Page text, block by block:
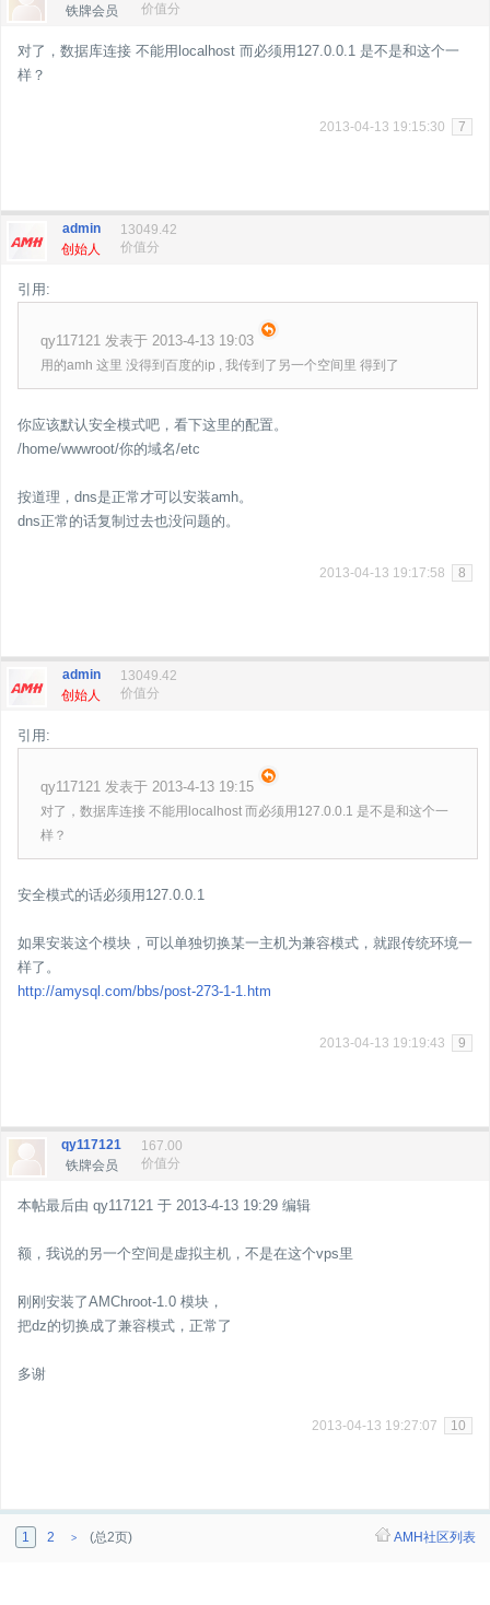
铁牌会员
价值分
对了，数据库连接 不能用localhost 而必须用127.0.0.1 是不是和这个一
样？
2013-04-13 19:15:30 7
admin
创始人
13049.42
价值分
引用:
qy117121 发表于 2013-4-13 19:03
用的amh 这里 没得到百度的ip , 我传到了另一个空间里 得到了
你应该默认安全模式吧，看下这里的配置。
/home/wwwroot/你的域名/etc
按道理，dns是正常才可以安装amh。
dns正常的话复制过去也没问题的。
2013-04-13 19:17:58 8
admin
创始人
13049.42
价值分
引用:
qy117121 发表于 2013-4-13 19:15
对了，数据库连接 不能用localhost 而必须用127.0.0.1 是不是和这个一
样？
安全模式的话必须用127.0.0.1
如果安装这个模块，可以单独切换某一主机为兼容模式，就跟传统环境一
样了。
http://amysql.com/bbs/post-273-1-1.htm
2013-04-13 19:19:43 9
qy117121
铁牌会员
167.00
价值分
本帖最后由 qy117121 于 2013-4-13 19:29 编辑
额，我说的另一个空间是虚拟主机，不是在这个vps里
刚刚安装了AMChroot-1.0 模块，
把dz的切换成了兼容模式，正常了
多谢
2013-04-13 19:27:07 10
1 2 > (总2页) AMH社区列表